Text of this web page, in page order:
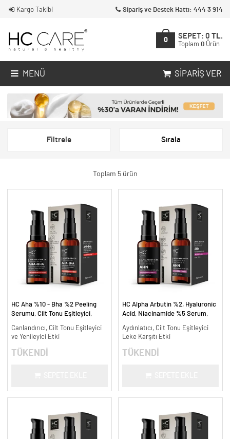
Kargo Takibi Sipariş ve Destek Hattı: 444 3 914
0
SEPET: 0 TL.
Toplam 0 Ürün
MENÜ SIPARIŞ VER
Filtrele Sırala
Toplam 5 ürün
HC Aha %10 - Bha %2 Peeling
Serumu, Cilt Tonu Eşitleyici,
Canlandırıcı, Cilt Tonu Eşitleyici
ve Yenileyici Etki
TÜKENDİ
HC Alpha Arbutin %2, Hyaluronic
Acid, Niacinamide %5 Serum,
ml.
Aydınlatıcı, Cilt Tonu Eşitleyici
Leke Karşıtı Etki
TÜKENDİ